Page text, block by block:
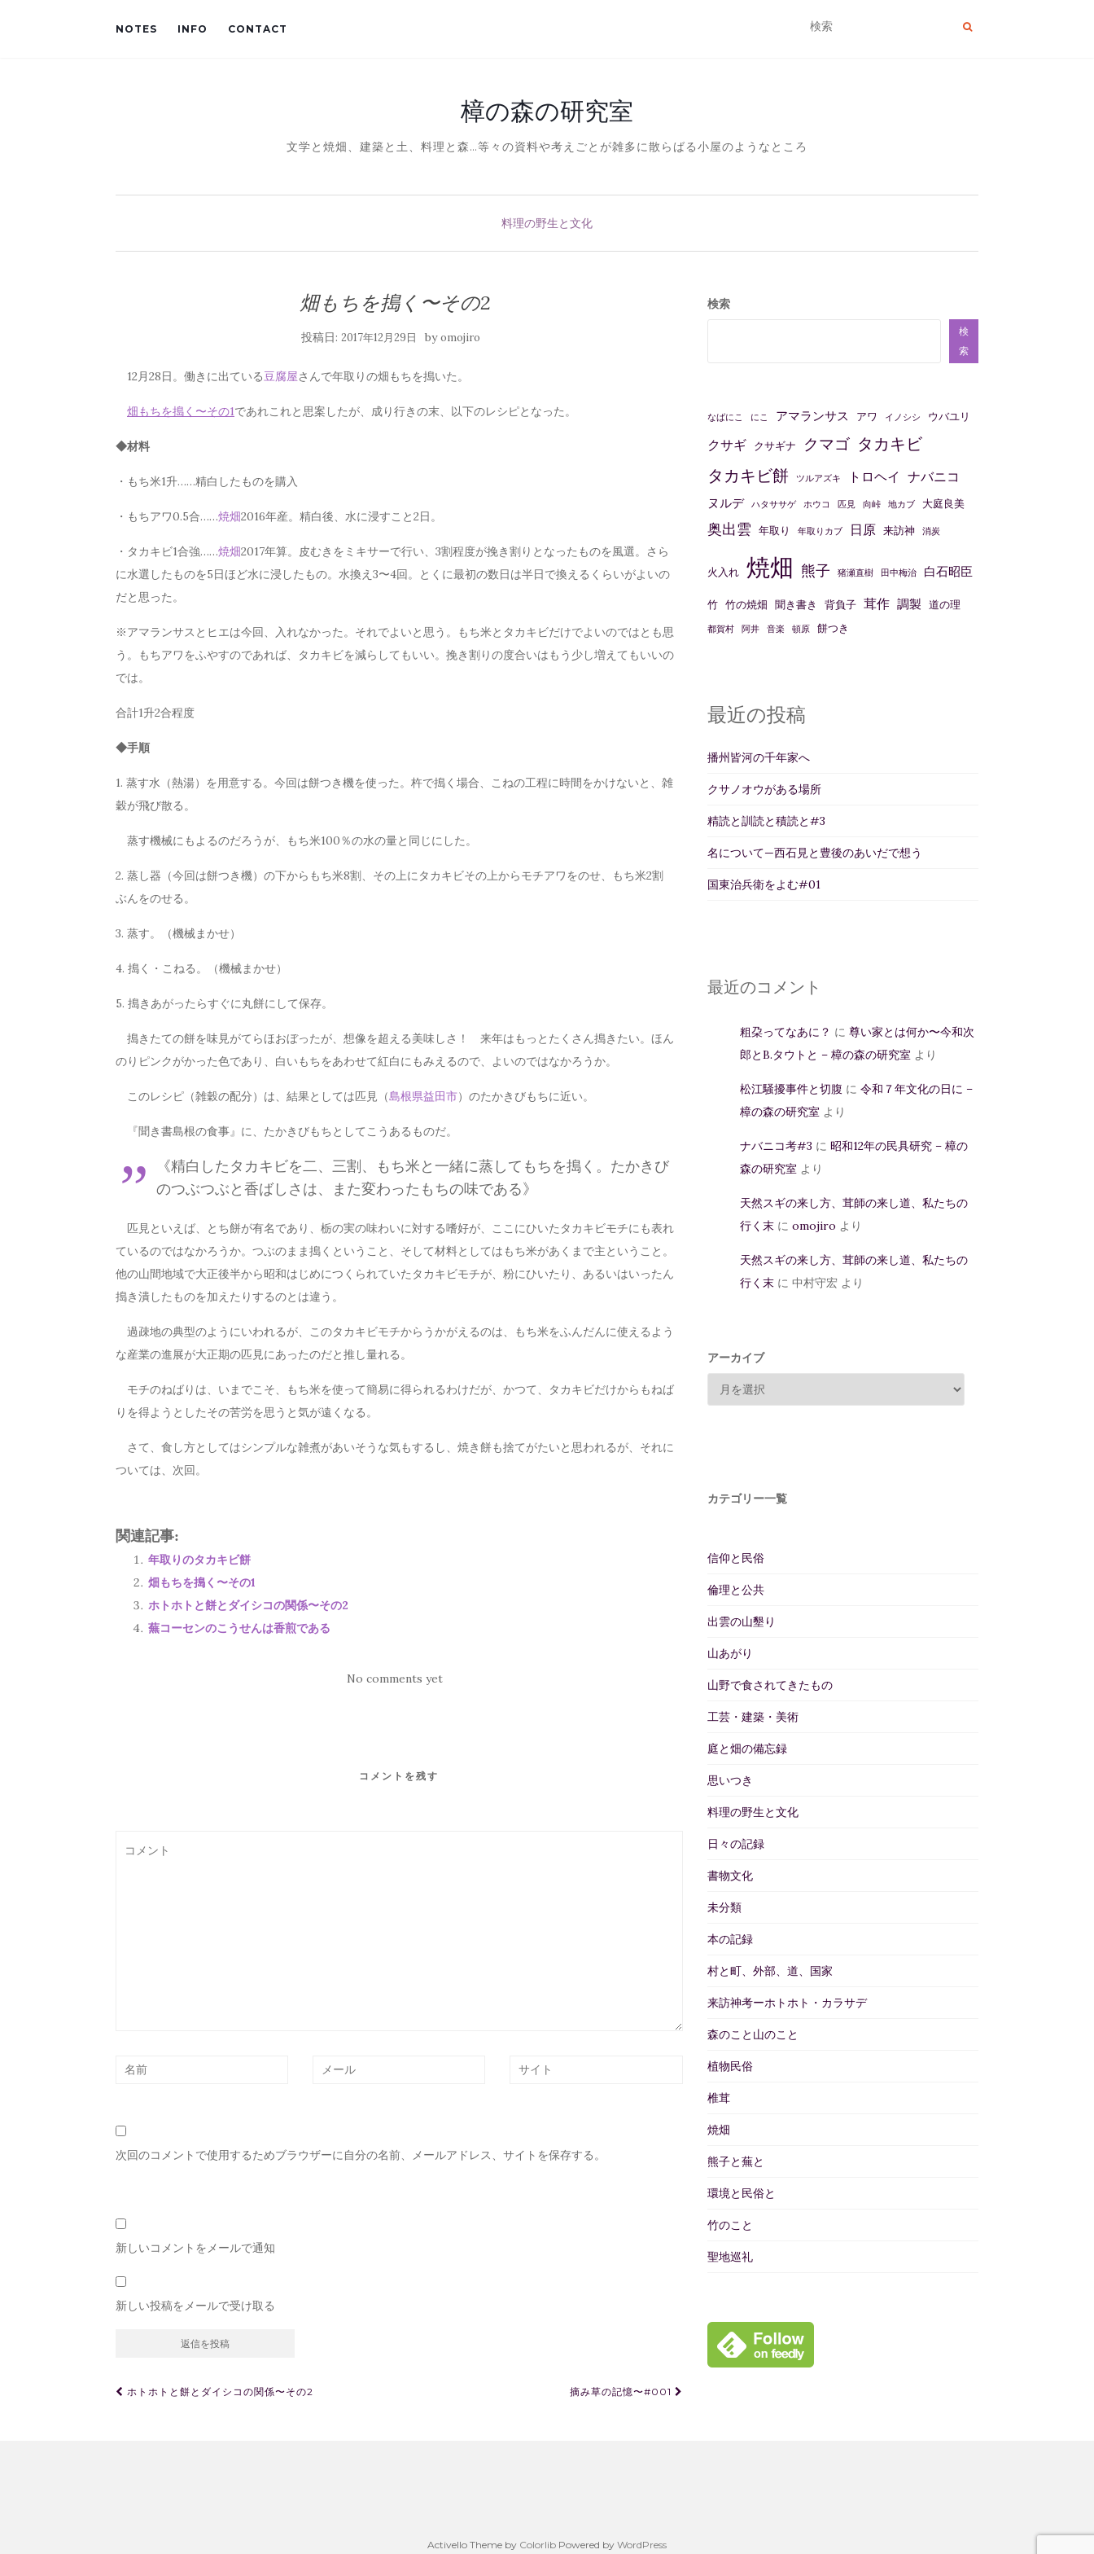
NOTES INFO CONTACT
樟の森の研究室
文学と焼畑、建築と土、料理と森…等々の資料や考えごとが雑多に散らばる小屋のようなところ
料理の野生と文化
畑もちを搗く〜その2
投稿日:2017年12月29日 byomojiro
12月28日。働きに出ている豆腐屋さんで年取りの畑もちを搗いた。
畑もちを搗く〜その1であれこれと思案したが、成り行きの末、以下のレシピとなった。
◆材料
・もち米1升……精白したものを購入
・もちアワ0.5合……焼畑2016年産。精白後、水に浸すこと2日。
・タカキビ1合強……焼畑2017年算。皮むきをミキサーで行い、3割程度が挽き割りとなったものを風選。さら
に水選したものを5日ほど水に浸したもの。水換え3〜4回。とくに最初の数日は半日で換えるくらいがよいの
だと思った。
※アマランサスとヒエは今回、入れなかった。それでよいと思う。もち米とタカキビだけでよいのではとも思
う。もちアワをふやすのであれば、タカキビを減らしてもいい。挽き割りの度合いはもう少し増えてもいいの
では。
合計1升2合程度
◆手順
1. 蒸す水（熱湯）を用意する。今回は餅つき機を使った。杵で搗く場合、こねの工程に時間をかけないと、雑
穀が飛び散る。
蒸す機械にもよるのだろうが、もち米100％の水の量と同じにした。
2. 蒸し器（今回は餅つき機）の下からもち米8割、その上にタカキビその上からモチアワをのせ、もち米2割
ぶんをのせる。
3. 蒸す。（機械まかせ）
4. 搗く・こねる。（機械まかせ）
5. 搗きあがったらすぐに丸餅にして保存。
搗きたての餅を味見がてらほおぼったが、想像を超える美味しさ！ 来年はもっとたくさん搗きたい。ほん
のりピンクがかった色であり、白いもちをあわせて紅白にもみえるので、よいのではなかろうか。
このレシピ（雑穀の配分）は、結果としては匹見（島根県益田市）のたかきびもちに近い。
『聞き書島根の食事』に、たかきびもちとしてこうあるものだ。
《精白したタカキビを二、三割、もち米と一緒に蒸してもちを搗く。たかきび
のつぶつぶと香ばしさは、また変わったもちの味である》
匹見といえば、とち餅が有名であり、栃の実の味わいに対する嗜好が、ここにひいたタカキビモチにも表れ
ているのではなかろうか。つぶのまま搗くということ、そして材料としてはもち米があくまで主ということ。
他の山間地域で大正後半から昭和はじめにつくられていたタカキビモチが、粉にひいたり、あるいはいったん
搗き潰したものを加えたりするのとは違う。
過疎地の典型のようにいわれるが、このタカキビモチからうかがえるのは、もち米をふんだんに使えるよう
な産業の進展が大正期の匹見にあったのだと推し量れる。
モチのねばりは、いまでこそ、もち米を使って簡易に得られるわけだが、かつて、タカキビだけからもねば
りを得ようとしたその苦労を思うと気が遠くなる。
さて、食し方としてはシンプルな雑煮があいそうな気もするし、焼き餅も捨てがたいと思われるが、それに
ついては、次回。
関連記事:
年取りのタカキビ餅
畑もちを搗く〜その1
ホトホトと餅とダイシコの関係〜その2
蕪コーセンのこうせんは香煎である
No comments yet
コメントを残す
次回のコメントで使用するためブラウザーに自分の名前、メールアドレス、サイトを保存する。
新しいコメントをメールで通知
新しい投稿をメールで受け取る
投ホトホトと餅とダイシコの関係〜その2 摘み草の記憶〜#001
検索
検
索
なばにこ にこ アマランサス アワ イノシシ ウバユリ
クサギ クサギナ クマゴ タカキビ
タカキビ餅
ツルアズキ トロヘイ ナバニコ
ヌルデ ハタササゲ ホウコ 匹見 向峠 地カブ 大庭良美
奥出雲 年取り 年取りカブ 日原 来訪神 消炭
火入れ 焼畑 熊子 猪瀬直樹 田中梅治 白石昭臣
竹 竹の焼畑 聞き書き 背負子 茸作 調製 道の理
都賀村 阿井 音楽 頓原 餅つき
最近の投稿
播州皆河の千年家へ
クサノオウがある場所
精読と訓読と積読と#3
名について—西石見と豊後のあいだで想う
国東治兵衛をよむ#01
最近のコメント
粗朶ってなあに？ に 尊い家とは何か〜今和次
郎とB.タウトと – 樟の森の研究室 より
松江騒擾事件と切腹 に 令和７年文化の日に –
樟の森の研究室 より
ナバニコ考#3 に 昭和12年の民具研究 – 樟の
森の研究室 より
天然スギの来し方、茸師の来し道、私たちの
行く末に omojiro より
天然スギの来し方、茸師の来し道、私たちの
行く末に 中村守宏 より
アーカイブ
カテゴリー一覧
信仰と民俗
倫理と公共
出雲の山墾り
山あがり
山野で食されてきたもの
工芸・建築・美術
庭と畑の備忘録
思いつき
料理の野生と文化
日々の記録
書物文化
未分類
本の記録
村と町、外部、道、国家
来訪神考ーホトホト・カラサデ
森のこと山のこと
植物民俗
椎茸
焼畑
熊子と蕪と
環境と民俗と
竹のこと
聖地巡礼
Activello Theme by Colorlib Powered by WordPress